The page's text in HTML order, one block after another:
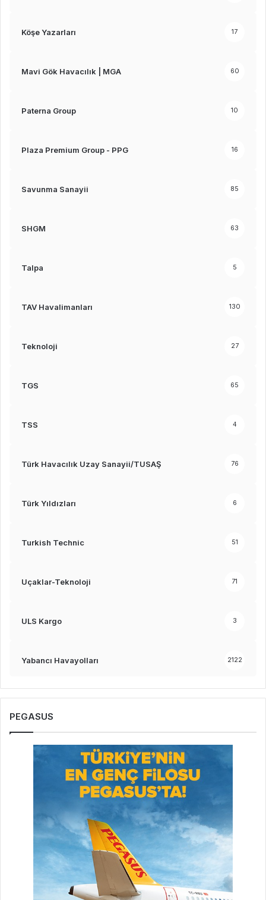
Köşe Yazarları 17
Mavi Gök Havacılık | MGA 60
Paterna Group 10
Plaza Premium Group - PPG 16
Savunma Sanayii 85
SHGM 63
Talpa 5
TAV Havalimanları 130
Teknoloji 27
TGS 65
TSS 4
Türk Havacılık Uzay Sanayii/TUSAŞ 76
Türk Yıldızları 6
Turkish Technic 51
Uçaklar-Teknoloji 71
ULS Kargo 3
Yabancı Havayolları 2122
PEGASUS